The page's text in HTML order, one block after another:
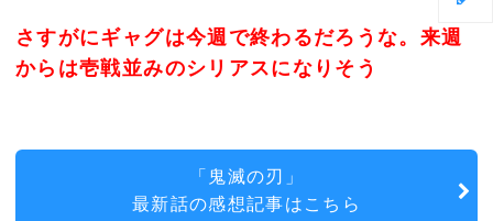
さすがにギャグは今週で終わるだろうな。来週
からは壱戦並みのシリアスになりそう
「鬼滅の刃」
最新話の感想記事はこちら